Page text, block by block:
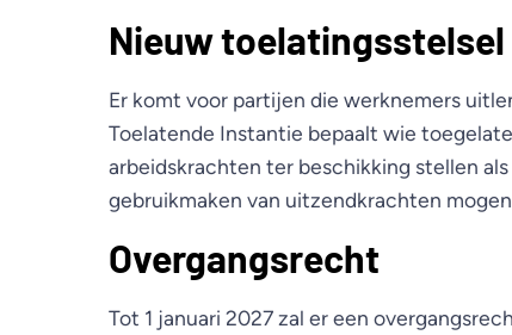
Nieuw toelatingsstelsel
Er komt voor partijen die werknemers
Toelatende Instantie bepaalt wie
arbeidskrachten ter beschikking stellen
gebruikmaken van uitzendkrachten
Overgangsrecht
Tot 1 januari 2027 zal er een